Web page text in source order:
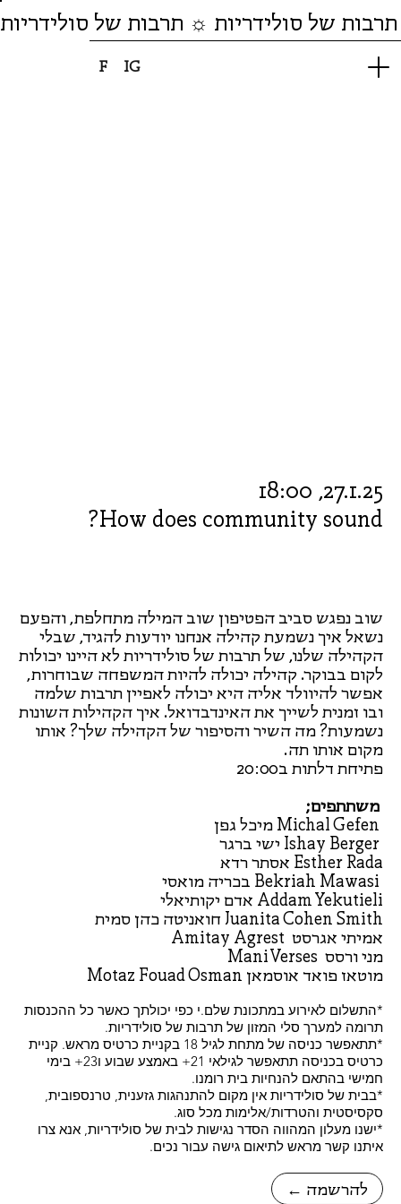
F IG
של סולידריות ☼ תרבות של סולידריות
How does community sound?
← להרשמה
27.1.25, 18:00
שוב נפגש סביב הפטיפון שוב המילה מתחלפת, והפעם
נשאל איך נשמעת קהילה אנחנו יודעות להגיד, שבלי
הקהילה שלנו, של תרבות של סולידריות לא היינו יכולות
לקום בבוקר. קהילה יכולה להיות המשפחה שבוחרות,
אפשר להיוולד אליה היא יכולה לאפיין תרבות שלמה
ובו זמנית לשייך את האינדבדואל. איך הקהילות השונות
נשמעות? מה השיר והסיפור של הקהילה שלך? אותו
מקום אותו תה.
פתיחת דלתות ב20:00
משתתפים;
Esther Rada אסתר רדא
Addam Yekutieli אדם יקותיאלי
Juanita Cohen Smith חואניטה כהן סמית ‎
אמיתי אגרסט Amitay Agrest ‎
מני ורסס Mani Verses ‎
מוטאז פואד אוסמאן Motaz Fouad Osman
*התשלום לאירוע במתכונת שלם.י כפי יכולתך כאשר כל ההכנסות
תרומה למערך סלי המזון של תרבות של סולידריות.
*תתאפשר כניסה של מתחת לגיל 18 בקניית כרטיס מראש. קניית
כרטיס בכניסה תתאפשר לגילאי 21+ באמצע שבוע ו23+ בימי
חמישי בהתאם להנחיות בית רומנו.
*בבית של סולידריות אין מקום להתנהגות גזענית, טרנספובית,
סקסיסטית והטרדות/אלימות מכל סוג.
*ישנו מעלון המהווה הסדר נגישות לבית של סולידריות, אנא צרו
איתנו קשר מראש לתיאום גישה עבור נכים.